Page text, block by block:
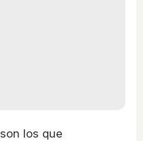
son los que